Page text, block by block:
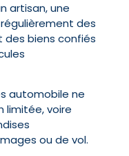
artisan, une
des
des biens confiés
automobile ne
limitée, voire
ou de vol.